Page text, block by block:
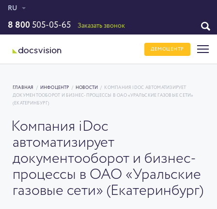
RU
8 800 505-05-65 Заказать звонок
ДЕМОЦЕНТР
ГЛАВНАЯ / ИНФОЦЕНТР / НОВОСТИ /
КОМПАНИЯ IDOC АВТОМАТИЗИРУЕТ
ДОКУМЕНТООБОРОТ И БИЗНЕС-ПРОЦЕССЫ В ОАО «УРАЛЬСКИЕ ГАЗОВЫЕ СЕТИ»
(ЕКАТЕРИНБУРГ)
Компания iDoc
автоматизирует
документооборот и бизнес-
процессы в ОАО «Уральские
газовые сети» (Екатеринбург)